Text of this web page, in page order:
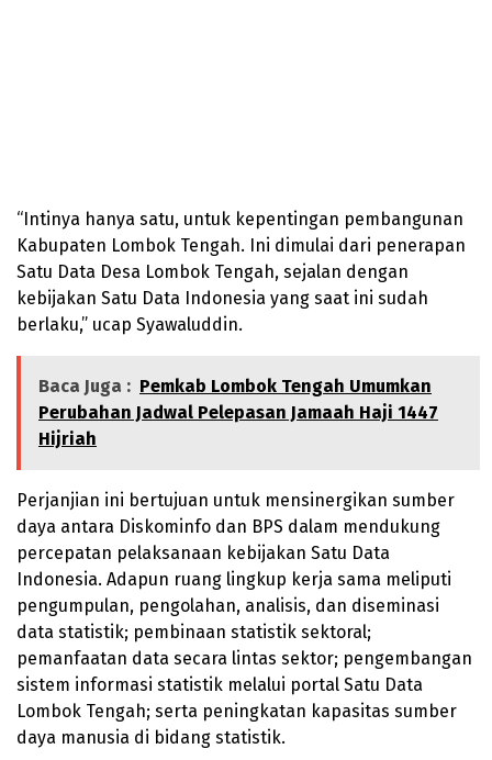
“Intinya hanya satu, untuk kepentingan pembangunan
Kabupaten Lombok Tengah. Ini dimulai dari penerapan
Satu Data Desa Lombok Tengah, sejalan dengan
kebijakan Satu Data Indonesia yang saat ini sudah
berlaku,” ucap Syawaluddin.
Baca Juga : Pemkab Lombok Tengah Umumkan
Perubahan Jadwal Pelepasan Jamaah Haji 1447
Hijriah
Perjanjian ini bertujuan untuk mensinergikan sumber
daya antara Diskominfo dan BPS dalam mendukung
percepatan pelaksanaan kebijakan Satu Data
Indonesia. Adapun ruang lingkup kerja sama meliputi
pengumpulan, pengolahan, analisis, dan diseminasi
data statistik; pembinaan statistik sektoral;
pemanfaatan data secara lintas sektor; pengembangan
sistem informasi statistik melalui portal Satu Data
Lombok Tengah; serta peningkatan kapasitas sumber
daya manusia di bidang statistik.